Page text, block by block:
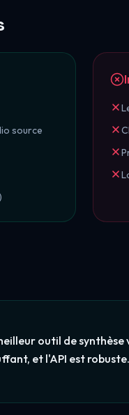
source
outil de
et l'API est